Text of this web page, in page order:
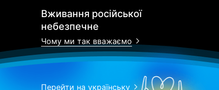
Вживання російської
небезпечне
Чому ми так вважаємо
Перейти на українську